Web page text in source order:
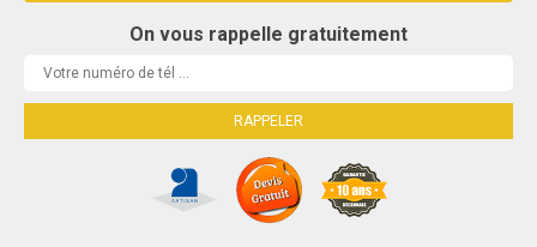
On vous rappelle gratuitement